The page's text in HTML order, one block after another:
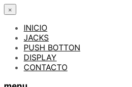
×
INICIO
JACKS
PUSH BOTTON
DISPLAY
CONTACTO